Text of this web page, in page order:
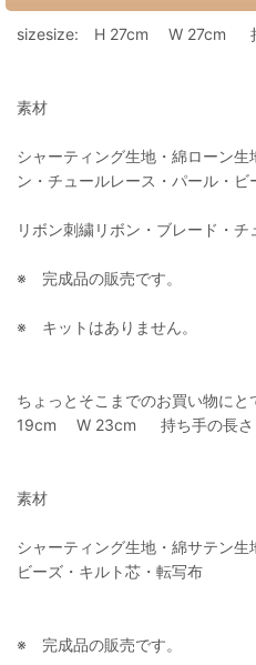
sizesize: H 27cm W 27cm
素材
シャーティング生地・綿ローン
ン・チュールレース・パール・ビ
リボン刺繍リボン・ブレード・チ
※ 完成品の販売です。
※ キットはありません。
ちょっとそこまでのお買い物に
19cm W 23cm 持ち手の長
素材
シャーティング生地・綿サテン生
ビーズ・キルト芯・転写布
※ 完成品の販売です。